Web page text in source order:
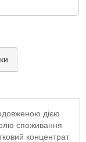
дією
споживання
концентрат